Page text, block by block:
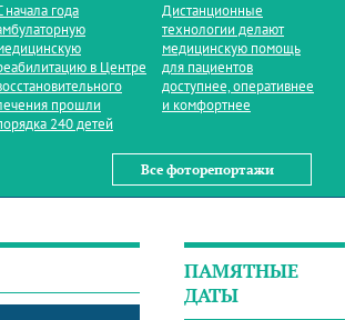
начала года
в Центре
прошли
240 детей
Дистанционные
технологии делают
медицинскую помощь
для пациентов
доступнее, оперативнее
и комфортнее
Все фоторепортажи
ПАМЯТНЫЕ
ДАТЫ